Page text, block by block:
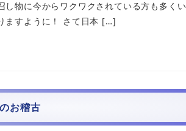
し物に今からワクワクされている方も多く
ますように！ さて日本 […]
お稽古